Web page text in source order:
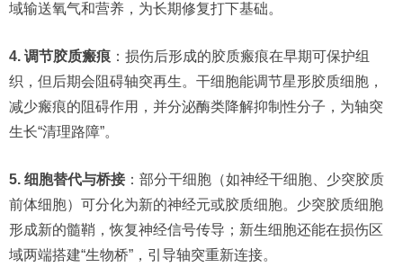
域输送氧气和营养，为长期修复打下基础。
4. 调节胶质瘢痕 ：损伤后形成的胶质瘢痕在早期可保护组
织，但后期会阻碍轴突再生。干细胞能调节星形胶质细胞，
减少瘢痕的阻碍作用，并分泌酶类降解抑制性分子，为轴突
生长“清理路障”。
5. 细胞替代与桥接：部分干细胞（如神经干细胞、少突胶质
前体细胞）可分化为新的神经元或胶质细胞。少突胶质细胞
形成新的髓鞘，恢复神经信号传导；新生细胞还能在损伤区
域两端搭建“生物桥”，引导轴突重新连接。